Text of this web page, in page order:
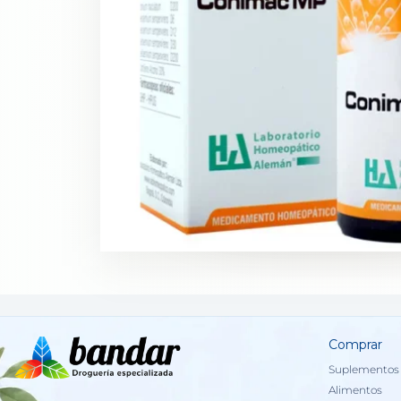
Comprar
Alimentos